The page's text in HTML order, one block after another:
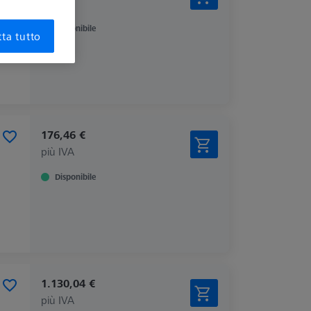
Disponibile
176,46 €
più IVA
Disponibile
1.130,04 €
più IVA
tutto